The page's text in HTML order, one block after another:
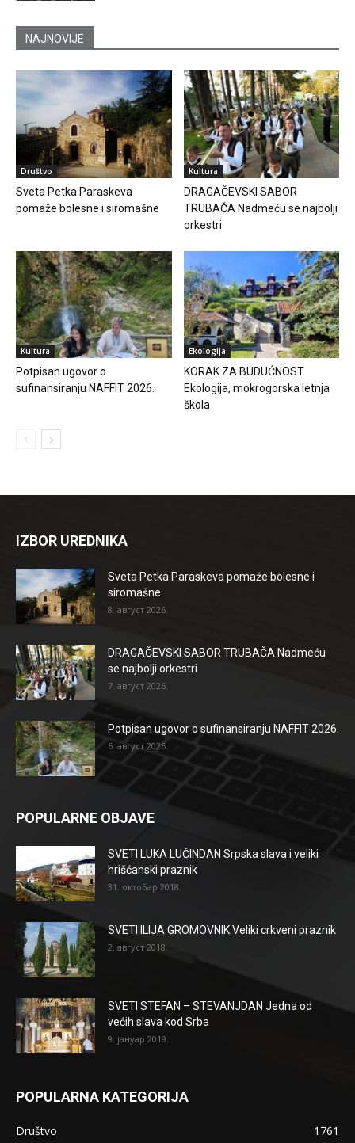
NAJNOVIJE
Društvo
Sveta Petka Paraskeva
pomaže bolesne i siromašne
Kultura
DRAGAČEVSKI SABOR
TRUBAČA Nadmeću se najbolji
orkestri
Kultura
Potpisan ugovor o
sufinansiranju NAFFIT 2026.
Ekologija
KORAK ZA BUDUĆNOST
Ekologija, mokrogorska letnja
škola
IZBOR UREDNIKA
Sveta Petka Paraskeva pomaže bolesne i
siromašne
8. август 2026.
DRAGAČEVSKI SABOR TRUBAČA Nadmeću
se najbolji orkestri
7. август 2026.
Potpisan ugovor o sufinansiranju NAFFIT 2026.
6. август 2026.
POPULARNE OBJAVE
SVETI LUKA LUČINDAN Srpska slava i veliki
hrišćanski praznik
31. октобар 2018.
SVETI ILIJA GROMOVNIK Veliki crkveni praznik
2. август 2018.
SVETI STEFAN – STEVANJDAN Jedna od
većih slava kod Srba
9. јануар 2019.
POPULARNA KATEGORIJA
Društvo
1761